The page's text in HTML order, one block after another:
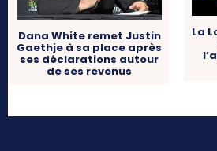
Dana White remet Justin
Gaethje à sa place après
ses déclarations autour
de ses revenus
La